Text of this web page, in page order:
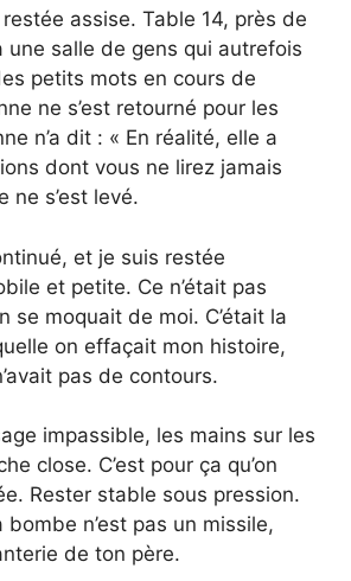
assise. Table 14, près de
une salle de gens qui autrefois
petits mots en cours de
ne s’est retourné pour les
n’a dit : « En réalité, elle a
dont vous ne lirez jamais
ne s’est levé.
et je suis restée
et petite. Ce n’était pas
se moquait de moi. C’était la
on effaçait mon histoire,
pas de contours.
impassible, les mains sur les
close. C’est pour ça qu’on
Rester stable sous pression.
n’est pas un missile,
de ton père.